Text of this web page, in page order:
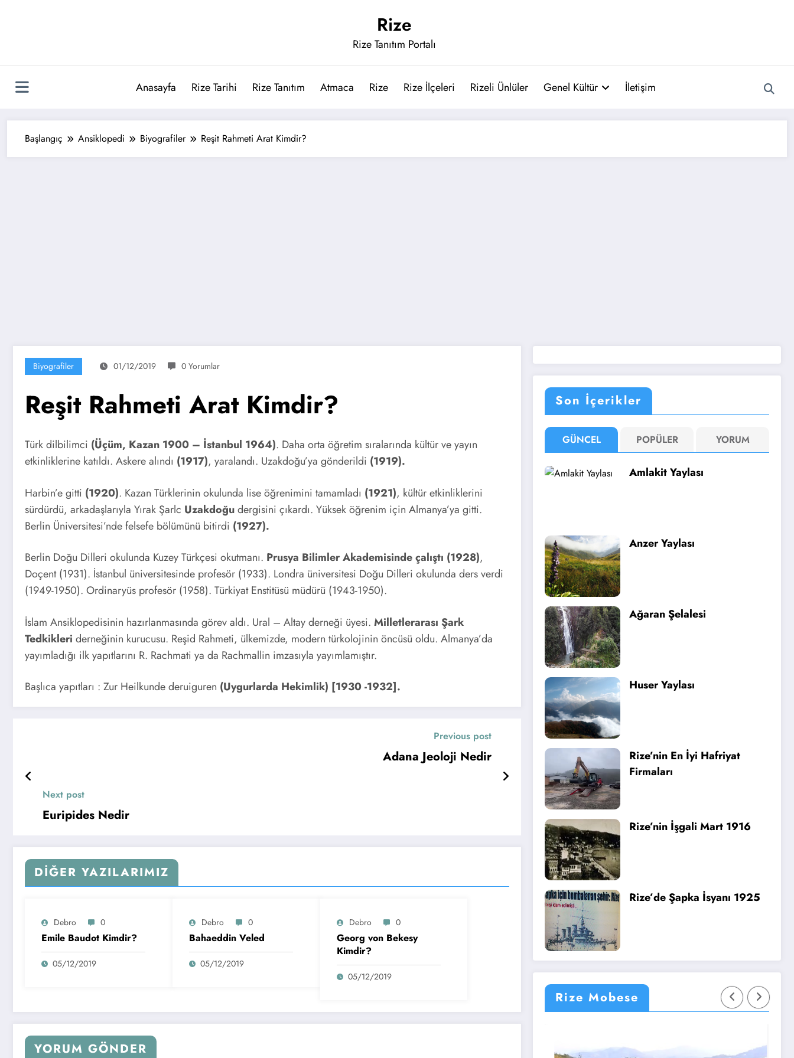
Rize
Rize Tanıtım Portalı
Anasayfa Rize Tarihi Rize Tanıtım Atmaca Rize Rize İlçeleri Rizeli Ünlüler Genel Kültür İletişim
Başlangıç Ansiklopedi Biyografiler Reşit Rahmeti Arat Kimdir?
Biyografiler 01/12/2019 0 Yorumlar
Reşit Rahmeti Arat Kimdir?
Türk dilbilimci (Üçüm, Kazan 1900 – İstanbul 1964). Daha orta öğretim sıralarında kültür ve yayın
etkinliklerine katıldı. Askere alındı (1917), yaralandı. Uzakdoğu’ya gönderildi (1919).
Harbin’e gitti (1920). Kazan Türklerinin okulunda lise öğrenimini tamamladı (1921), kültür etkinliklerini
sürdürdü, arkadaşlarıyla Yırak Şarlc Uzakdoğudergisini çıkardı. Yüksek öğrenim için Almanya’ya gitti.
Berlin Üniversitesi’nde felsefe bölümünü bitirdi (1927).
Berlin Doğu Dilleri okulunda Kuzey Türkçesi okutmanı. Prusya Bilimler Akademisinde çalıştı (1928),
Doçent (1931). İstanbul üniversitesinde profesör (1933). Londra üniversitesi Doğu Dilleri okulunda ders verdi
(1949-1950). Ordinaryüs profesör (1958). Türkiyat Enstitüsü müdürü (1943-1950).
İslam Ansiklopedisinin hazırlanmasında görev aldı. Ural – Altay derneği üyesi. Milletlerarası Şark
Tedkikleri derneğinin kurucusu. Reşid Rahmeti, ülkemizde, modern türkolojinin öncüsü oldu. Almanya’da
yayımladığı ilk yapıtlarını R. Rachmati ya da Rachmallin imzasıyla yayımlamıştır.
Başlıca yapıtları : Zur Heilkunde deruiguren (Uygurlarda Hekimlik) [1930 -1932].
Previous post
Adana Jeoloji Nedir
Next post
Euripides Nedir
DIĞER YAZILARIMIZ
Debro 0
Emile Baudot Kimdir?
05/12/2019
Debro 0
Bahaeddin Veled
05/12/2019
Debro 0
Georg von Bekesy
Kimdir?
05/12/2019
YORUM GÖNDER
Son İçerikler
GÜNCEL POPÜLER YORUM
Amlakit Yaylası
Anzer Yaylası
Ağaran Şelalesi
Huser Yaylası
Rize’nin En İyi Hafriyat
Firmaları
Rize’nin İşgali Mart 1916
Rize’de Şapka İsyanı 1925
Rize Mobese